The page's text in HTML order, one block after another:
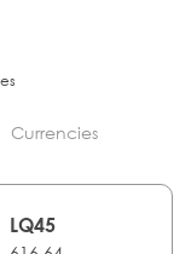
Currencies
LQ45